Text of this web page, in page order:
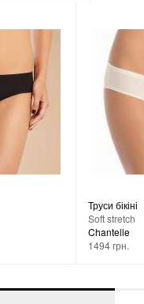
Труси бікіні
Soft stretch
Chantelle
1494 грн.